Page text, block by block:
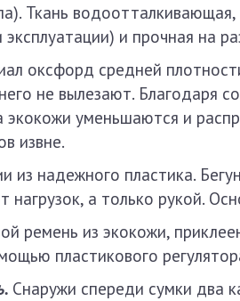
Ткань водоотталкивающая,
и прочная на
оксфорд средней
не вылезают. Благодаря
экокожи уменьшаются и
извне.
из надежного пластика.
нагрузок, а только рукой.
ремень из экокожи,
пластикового
Снаружи спереди сумки два